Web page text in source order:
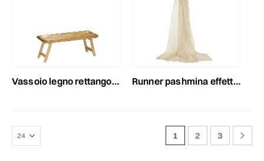
vassoio legno rettangolare c/gambe 40x15 cm h.14,5 cm naturale runner pashmina effettolino 120cm 95cm beige
1 2 3